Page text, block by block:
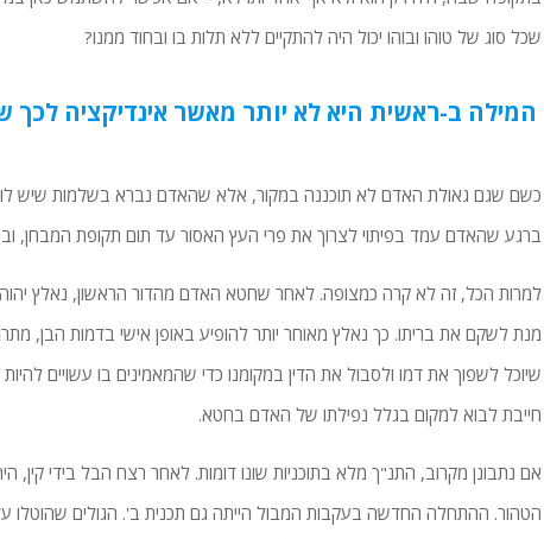
שכל סוג של טוהו ובוהו יכול היה להתקיים ללא תלות בו ובחוד ממנו?
המילה ב-ראשית היא לא יותר מאשר אינדיקציה
כשם שגם גאולת האדם לא תוכננה במקור, אלא שהאדם נברא בשלמות שיש לו
ברגע שהאדם עמד בפיתוי לצרוך את פרי העץ האסור עד תום תקופת המבחן,
למרות הכל, זה לא קרה כמצופה. לאחר שחטא האדם מהדור הראשון, נאלץ יהוה
מנת לשקם את בריתו. כך נאלץ מאוחר יותר להופיע באופן אישי בדמות הבן,
שיוכל לשפוך את דמו ולסבול את הדין במקומנו כדי שהמאמינים בו עשויים
חייבת לבוא למקום בגלל נפילתו של האדם בחטא.
אם נתבונן מקרוב, התנ"ך מלא בתוכניות שונו דומות. לאחר רצח הבל בידי
הטהור. ההתחלה החדשה בעקבות המבול הייתה גם תכנית ב'. הגולים שהוטלו